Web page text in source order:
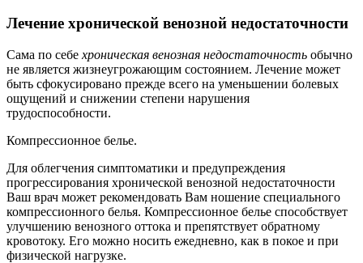
Лечение хронической венозной недостаточности
Сама по себе хроническая венозная недостаточность обычно
не является жизнеугрожающим состоянием. Лечение может
быть сфокусировано прежде всего на уменьшении болевых
ощущений и снижении степени нарушения
трудоспособности.
Компрессионное белье.
Для облегчения симптоматики и предупреждения
прогрессирования хронической венозной недостаточности
Ваш врач может рекомендовать Вам ношение специального
компрессионного белья. Компрессионное белье способствует
улучшению венозного оттока и препятствует обратному
кровотоку. Его можно носить ежедневно, как в покое и при
физической нагрузке.